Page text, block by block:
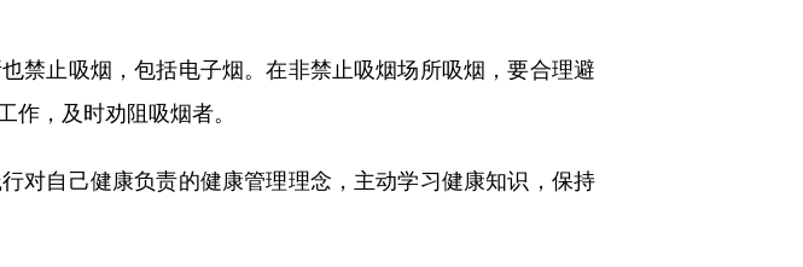
止吸烟，包括电子烟。在非禁止吸烟场所吸烟，要合理避
，及时劝阻吸烟者。
自己健康负责的健康管理理念，主动学习健康知识，保持